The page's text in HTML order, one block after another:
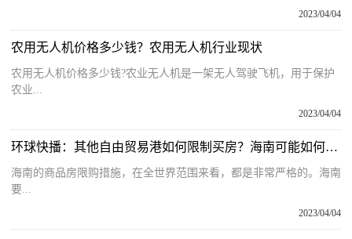
2023/04/04
农用无人机价格多少钱？农用无人机行业现状
农用无人机价格多少钱?农业无人机是一架无人驾驶飞机，用于保护
农业...
2023/04/04
环球快播：其他自由贸易港如何限制买房？海南可能如何调整商品房限购措施？
海南的商品房限购措施，在全世界范围来看，都是非常严格的。海南
要...
2023/04/04